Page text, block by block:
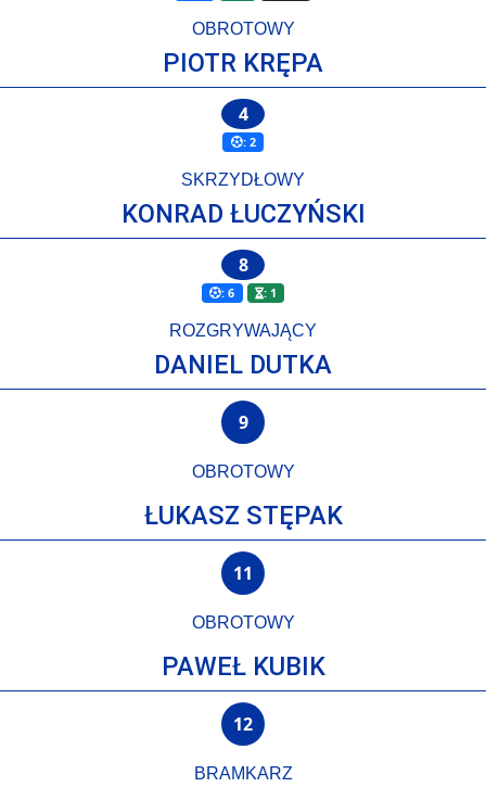
PIOTR KRĘPA
OBROTOWY
KONRAD ŁUCZYŃSKI
SKRZYDŁOWY
: 2
4
DANIEL DUTKA
ROZGRYWAJĄCY
: 6 : 1
8
ŁUKASZ STĘPAK
OBROTOWY
9
PAWEŁ KUBIK
OBROTOWY
11
BRAMKARZ
12